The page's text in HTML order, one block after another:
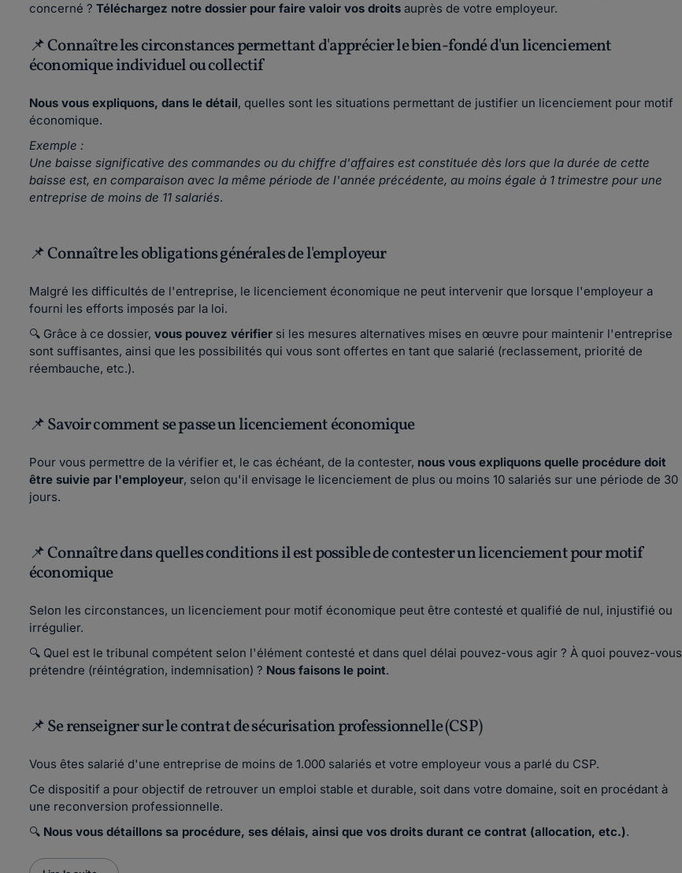
concerné ? Téléchargez notre dossier pour faire valoir vos droits auprès de votre employeur.
📌 Connaître les circonstances permettant d'apprécier le bien-fondé d'un licenciement
économique individuel ou collectif
Nous vous expliquons, dans le détail, quelles sont les situations permettant de justifier un licenciement pour motif
économique.
Exemple :
Une baisse significative des commandes ou du chiffre d'affaires est constituée dès lors que la durée de cette
baisse est, en comparaison avec la même période de l'année précédente, au moins égale à 1 trimestre pour une
entreprise de moins de 11 salariés.
📌 Connaître les obligations générales de l'employeur
Malgré les difficultés de l'entreprise, le licenciement économique ne peut intervenir que lorsque l'employeur a
fourni les efforts imposés par la loi.
🔍 Grâce à ce dossier, vous pouvez vérifier si les mesures alternatives mises en œuvre pour maintenir l'entreprise
sont suffisantes, ainsi que les possibilités qui vous sont offertes en tant que salarié (reclassement, priorité de
réembauche, etc.).
📌 Savoir comment se passe un licenciement économique
Pour vous permettre de la vérifier et, le cas échéant, de la contester, nous vous expliquons quelle procédure doit
être suivie par l'employeur, selon qu'il envisage le licenciement de plus ou moins 10 salariés sur une période de 30
jours.
📌 Connaître dans quelles conditions il est possible de contester un licenciement pour motif
économique
Selon les circonstances, un licenciement pour motif économique peut être contesté et qualifié de nul, injustifié ou
irrégulier.
🔍 Quel est le tribunal compétent selon l'élément contesté et dans quel délai pouvez-vous agir ? À quoi pouvez-vous
prétendre (réintégration, indemnisation) ? Nous faisons le point.
📌 Se renseigner sur le contrat de sécurisation professionnelle (CSP)
Vous êtes salarié d'une entreprise de moins de 1.000 salariés et votre employeur vous a parlé du CSP.
Ce dispositif a pour objectif de retrouver un emploi stable et durable, soit dans votre domaine, soit en procédant à
une reconversion professionnelle.
🔍 Nous vous détaillons sa procédure, ses délais, ainsi que vos droits durant ce contrat (allocation, etc.).